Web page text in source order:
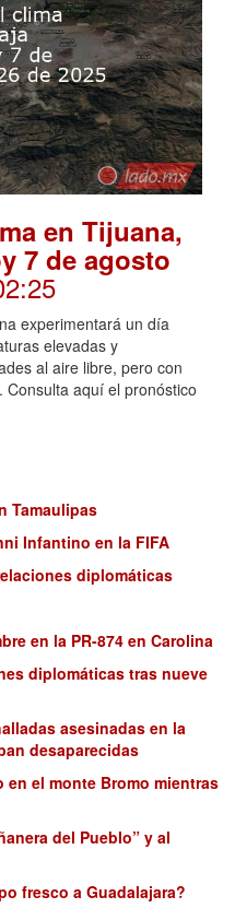
en Tijuana,
7 de agosto
experimentará un día
elevadas y
al aire libre, pero con
aquí el pronóstico
Tamaulipas
Infantino en la FIFA
diplomáticas
en la PR-874 en Carolina
diplomáticas tras nueve
asesinadas en la
desaparecidas
el monte Bromo mientras
del Pueblo” y al
fresco a Guadalajara?